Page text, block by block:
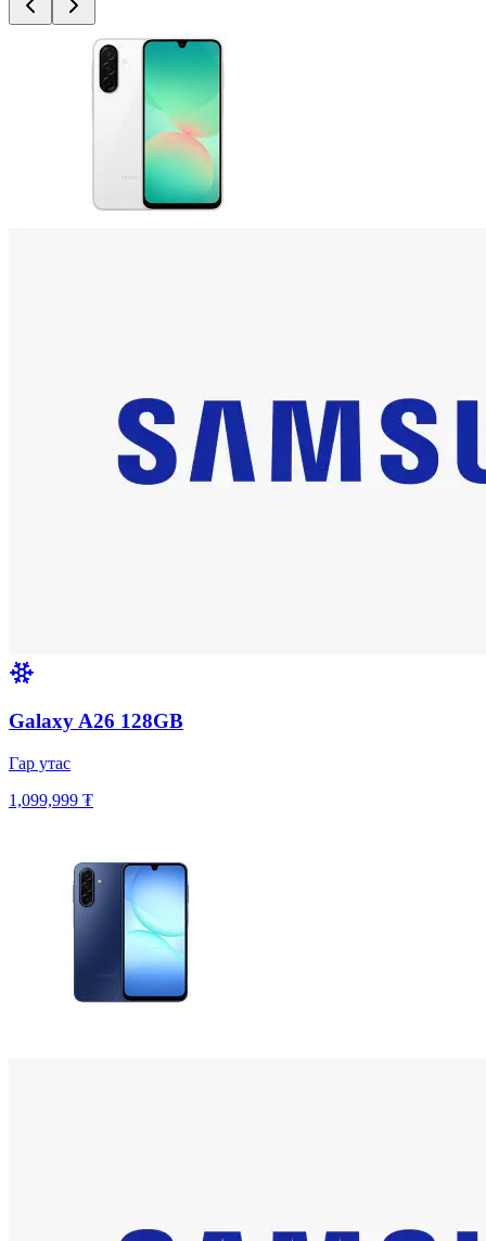
Galaxy A26 128GB
Гар утас
1,099,999 ₮